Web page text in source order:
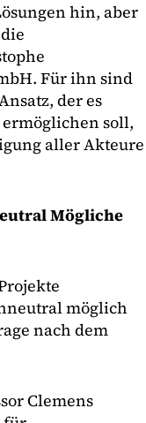
hin, aber
Für ihn sind
der es
soll,
aller Akteure
Mögliche
möglich
nach dem
Clemens